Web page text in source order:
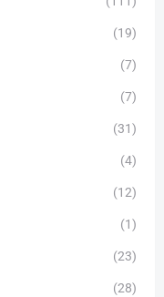
(19)
(7)
(7)
(31)
(4)
(12)
(1)
(23)
(28)